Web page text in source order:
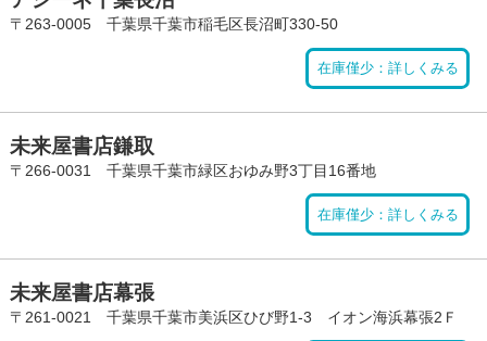
〒263-0005 千葉県千葉市稲毛区長沼町330-50
在庫僅少：詳しくみる
未来屋書店鎌取
〒266-0031 千葉県千葉市緑区おゆみ野3丁目16番地
在庫僅少：詳しくみる
未来屋書店幕張
〒261-0021 千葉県千葉市美浜区ひび野1-3 イオン海浜幕張2Ｆ